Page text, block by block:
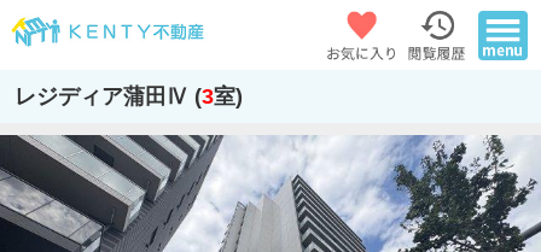
レジディア蒲田Ⅳ (3室)